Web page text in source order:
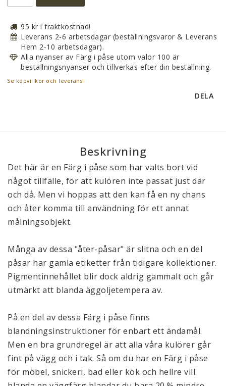
95 kr i fraktkostnad!
Leverans 2-6 arbetsdagar (beställningsvaror & Leverans
Hem 2-10 arbetsdagar).
Alla nyanser av Färg i påse utom valör 100 är
beställningsnyanser och tillverkas efter din beställning.
Se köpvillkor och leverans!
DELA
Beskrivning
Det här är en Färg i påse som har valts bort vid
något tillfälle, för att kulören inte passat just där
och då. Men vi hoppas att den kan få en ny chans
och åter komma till användning för ett annat
målningsobjekt.
Många av dessa "åter-påsar" är slitna och en del
påsar har gamla etiketter från tidigare kollektioner.
Pigmentinnehållet blir dock aldrig gammalt och går
utmärkt att blanda äggoljetempera av.
På en del av dessa Färg i påse finns
blandningsinstruktioner för enbart ett ändamål.
Men en bra grundregel är att alla våra kulörer går
fint på vägg och i tak. Så om du har en Färg i påse
för möbel, snickeri, bad eller kök och hellre vill